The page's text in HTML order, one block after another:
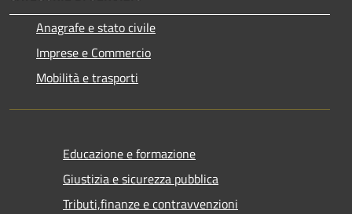
Anagrafe e stato civile
Imprese e Commercio
Mobilità e trasporti
Educazione e formazione
Giustizia e sicurezza pubblica
Tributi,finanze e contravvenzioni